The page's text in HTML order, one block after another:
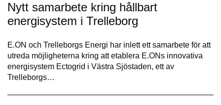
Nytt samarbete kring hållbart
energisystem i Trelleborg
E.ON och Trelleborgs Energi har inlett ett samarbete för att
utreda möjligheterna kring att etablera E.ONs innovativa
energisystem Ectogrid i Västra Sjöstaden, ett av
Trelleborgs…